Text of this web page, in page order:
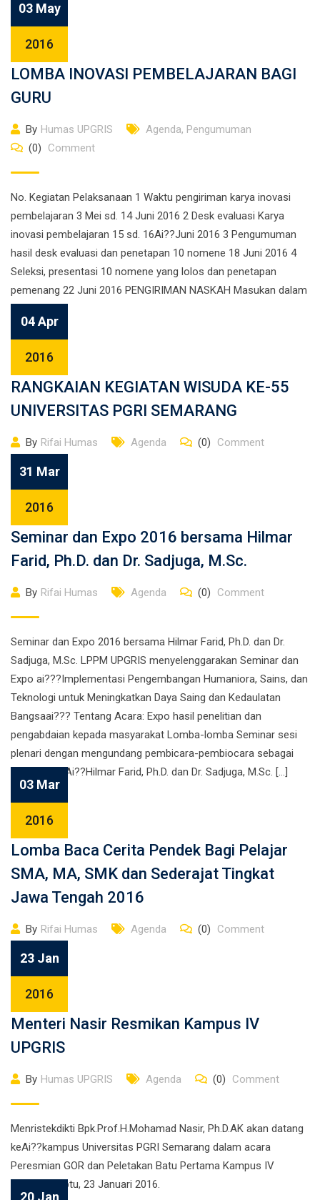
03 May
2016
LOMBA INOVASI PEMBELAJARAN BAGI
GURU
By Humas UPGRIS Agenda, Pengumuman
(0)
Comment
No. Kegiatan Pelaksanaan 1 Waktu pengiriman karya inovasi
pembelajaran 3 Mei sd. 14 Juni 2016 2 Desk evaluasi Karya
inovasi pembelajaran 15 sd. 16Ai??Juni 2016 3 Pengumuman
hasil desk evaluasi dan penetapan 10 nomene 18 Juni 2016 4
Seleksi, presentasi 10 nomene yang lolos dan penetapan
pemenang 22 Juni 2016 PENGIRIMAN NASKAH Masukan dalam
04 Apr
2016
RANGKAIAN KEGIATAN WISUDA KE-55
UNIVERSITAS PGRI SEMARANG
By Rifai Humas Agenda (0) Comment
31 Mar
2016
Seminar dan Expo 2016 bersama Hilmar
Farid, Ph.D. dan Dr. Sadjuga, M.Sc.
By Rifai Humas Agenda (0) Comment
Seminar dan Expo 2016 bersama Hilmar Farid, Ph.D. dan Dr.
Sadjuga, M.Sc. LPPM UPGRIS menyelenggarakan Seminar dan
Expo ai???Implementasi Pengembangan Humaniora, Sains, dan
Teknologi untuk Meningkatkan Daya Saing dan Kedaulatan
Bangsaai??? Tentang Acara: Expo hasil penelitian dan
pengabdaian kepada masyarakat Lomba-lomba Seminar sesi
plenari dengan mengundang pembicara-pembiocara sebagai
berikut;Ai??Ai??Hilmar Farid, Ph.D. dan Dr. Sadjuga, M.Sc. […]
03 Mar
2016
Lomba Baca Cerita Pendek Bagi Pelajar
SMA, MA, SMK dan Sederajat Tingkat
Jawa Tengah 2016
By Rifai Humas Agenda (0) Comment
23 Jan
2016
Menteri Nasir Resmikan Kampus IV
UPGRIS
By Humas UPGRIS Agenda (0) Comment
Menristekdikti Bpk.Prof.H.Mohamad Nasir, Ph.D.AK akan datang
keAi??kampus Universitas PGRI Semarang dalam acara
Peresmian GOR dan Peletakan Batu Pertama Kampus IV
UPGRIS, Sabtu, 23 Januari 2016.
20 Jan